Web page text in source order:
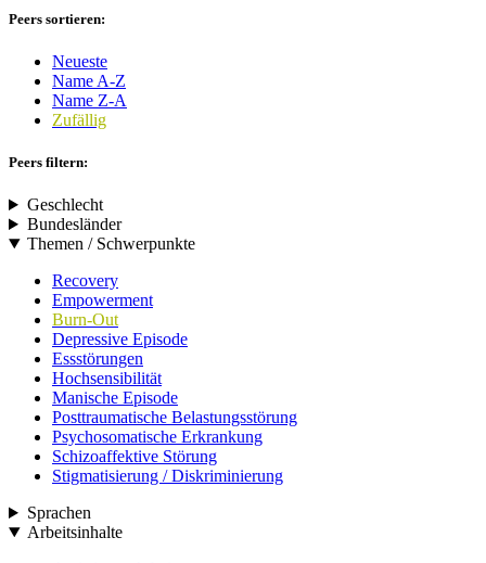
Peers sortieren:
Neueste
Name A-Z
Name Z-A
Zufällig
Peers filtern:
Geschlecht
Bundesländer
Themen / Schwerpunkte
Recovery
Empowerment
Burn-Out
Depressive Episode
Essstörungen
Hochsensibilität
Manische Episode
Posttraumatische Belastungsstörung
Psychosomatische Erkrankung
Schizoaffektive Störung
Stigmatisierung / Diskriminierung
Sprachen
Arbeitsinhalte